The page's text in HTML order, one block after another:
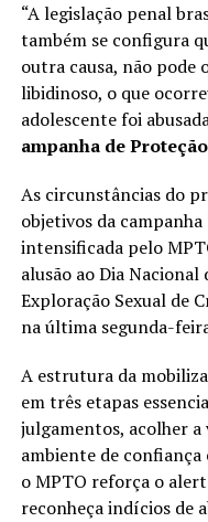
“A legislação penal
também se configura
outra causa, não pode
libidinoso, o que
adolescente foi
ampanha de
As circunstâncias do
objetivos da campanha
intensificada pelo
alusão ao Dia Nacional
Exploração Sexual de
na última segunda-
A estrutura da
em três etapas
julgamentos, acolher
ambiente de
o MPTO reforça o
reconheça indícios de